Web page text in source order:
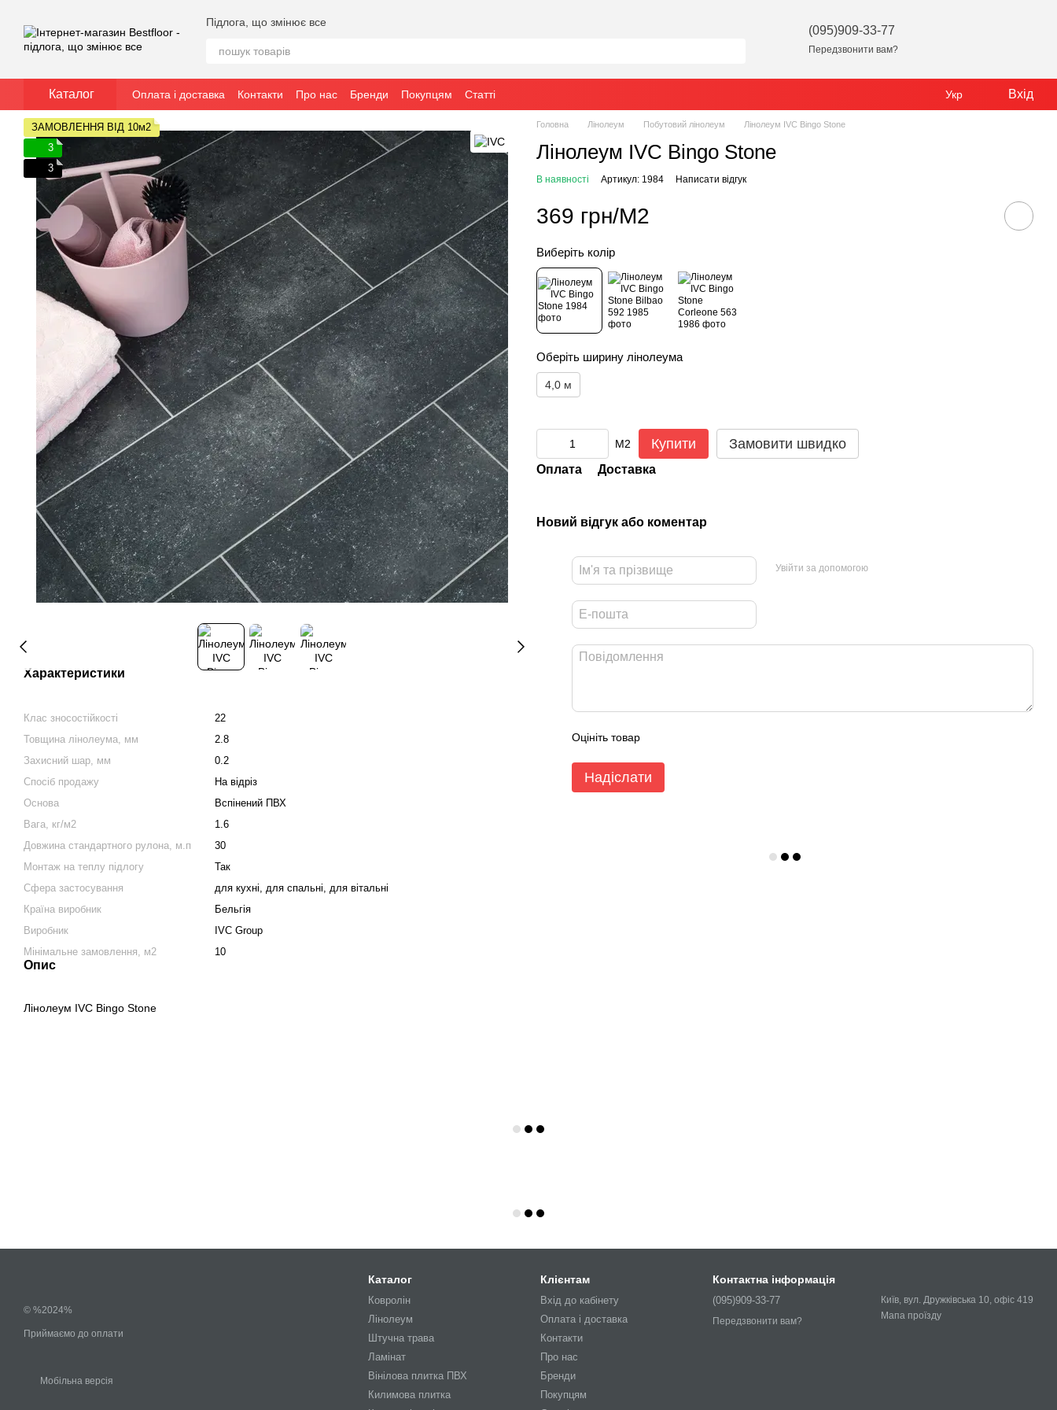
Підлога, що змінює все
(095)909-33-77
Передзвонити вам?
Каталог Оплата і доставка Контакти Про нас Бренди Покупцям Статті Укр Вхід
ЗАМОВЛЕННЯ ВІД 10м2
3
3
Характеристики
Клас зносостійкості
22
Товщина лінолеума, мм
2.8
Захисний шар, мм
0.2
Спосіб продажу
На відріз
Основа
Вспінений ПВХ
Вага, кг/м2
1.6
Довжина стандартного рулона, м.п
30
Монтаж на теплу підлогу
Так
Сфера застосування
для кухні, для спальні, для вітальні
Країна виробник
Бельгія
Виробник
IVC Group
Мінімальне замовлення, м2
10
Опис
Лінолеум IVC Bingo Stone
Головна Лінолеум Побутовий лінолеум Лінолеум IVC Bingo Stone
Лінолеум IVC Bingo Stone
В наявності Артикул: 1984 Написати відгук
369 грн/М2
Виберіть колір
Оберіть ширину лінолеума
4,0 м
М2 Купити Замовити швидко
Оплата Доставка
Новий відгук або коментар
Увійти за допомогою
Оцініть товар
Надіслати
© %2024%
Приймаємо до оплати
Мобільна версія
Каталог
Ковролін
Лінолеум
Штучна трава
Ламінат
Вінілова плитка ПВХ
Килимова плитка
Клієнтам
Вхід до кабінету
Оплата і доставка
Контакти
Про нас
Бренди
Покупцям
Контактна інформація
(095)909-33-77
Передзвонити вам?
Київ, вул. Дружківська 10, офіс 419
Мапа проїзду